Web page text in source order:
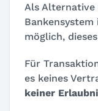
Als Alternative
möglich,
Für
es keines
keiner